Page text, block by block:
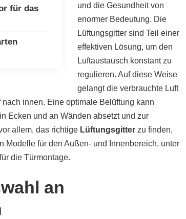
für das
und die Gesundheit von
enormer Bedeutung. Die
Lüftungsgitter sind Teil einer
effektiven Lösung, um den
Luftaustausch konstant zu
regulieren. Auf diese Weise
gelangt die verbrauchte Luft
innen. Eine optimale Belüftung kann
Ecken und an Wänden absetzt und zur
allem, das richtige Lüftungsgitter zu finden,
Modelle für den Außen- und Innenbereich, unter
die Türmontage.
an